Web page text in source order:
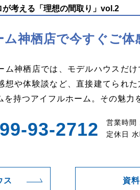
が考える「理想の間取り」vol.2
ム神栖店で今すぐご体
ム神栖店では、モデルハウスだ
想や体験談など、直接建てられ
を持つアイフルホーム。その魅力
93-2712
営業時
定休日
ス 資